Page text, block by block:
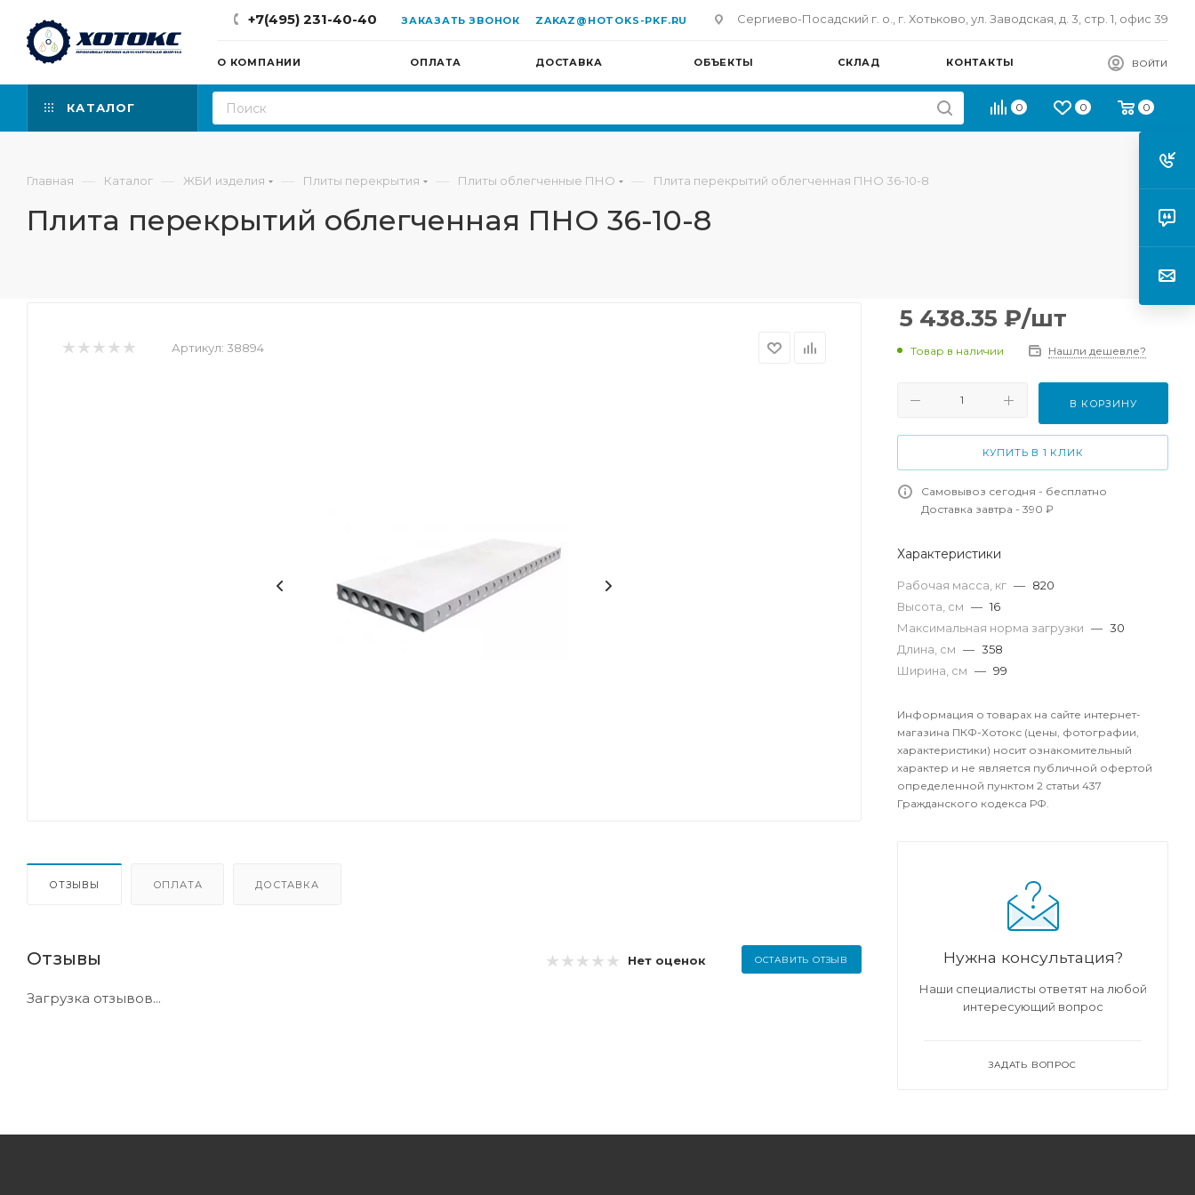
+7(495) 231-40-40 ЗАКАЗАТЬ ЗВОНОК ZAKAZ@HOTOKS-PKF.RU Сергиево-Посадский г. о., г. Хотьково, ул. Заводская, д. 3, стр. 1, офис 39
О КОМПАНИИ ОПЛАТА ДОСТАВКА ОБЪЕКТЫ СКЛАД КОНТАКТЫ ВОЙТИ
КАТАЛОГ 0 0 0
Главная — Каталог — ЖБИ изделия — Плиты перекрытия — Плиты облегченные ПНО — Плита перекрытий облегченная ПНО 36-10-8
Плита перекрытий облегченная ПНО 36-10-8
Артикул: 38894
ОТЗЫВЫ ОПЛАТА ДОСТАВКА
Отзывы Нет оценок ОСТАВИТЬ ОТЗЫВ
Загрузка отзывов...
5 438.35 ₽/шт
Товар в наличии Нашли дешевле?
В КОРЗИНУ
КУПИТЬ В 1 КЛИК
Самовывоз сегодня - бесплатно
Доставка завтра - 390 ₽
Характеристики
Рабочая масса, кг — 820
Высота, см — 16
Максимальная норма загрузки — 30
Длина, см — 358
Ширина, см — 99
Информация о товарах на сайте интернет-
магазина ПКФ-Хотокс (цены, фотографии,
характеристики) носит ознакомительный
характер и не является публичной офертой
определенной пунктом 2 статьи 437
Гражданского кодекса РФ.
Нужна консультация?
Наши специалисты ответят на любой
интересующий вопрос
ЗАДАТЬ ВОПРОС